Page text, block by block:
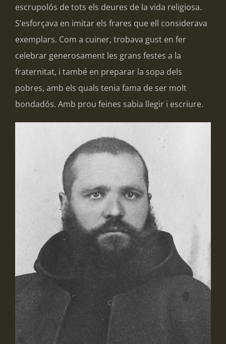
escrupolós de tots els deures de la vida religiosa.
S’esforçava en imitar els frares que ell considerava
exemplars. Com a cuiner, trobava gust en fer
celebrar generosament les grans festes a la
fraternitat, i també en preparar la sopa dels
pobres, amb els quals tenia fama de ser molt
bondadós. Amb prou feines sabia llegir i escriure.